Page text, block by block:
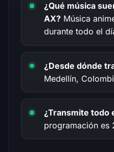
¿Qué música
AX? Música
durante todo el
¿Desde dónde
Medellín,
¿Transmite todo
programación es